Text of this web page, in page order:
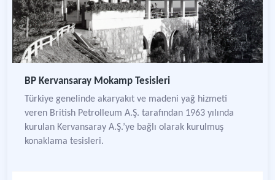
BP Kervansaray Mokamp Tesisleri
Türkiye genelinde akaryakıt ve madeni yağ hizmeti
veren British Petrolleum A.Ş. tarafından 1963 yılında
kurulan Kervansaray A.Ş.’ye bağlı olarak kurulmuş
konaklama tesisleri.